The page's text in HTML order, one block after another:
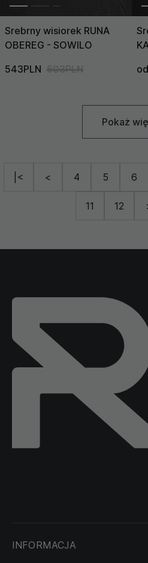
Srebrny wisiorek RUNA
OBEREG - SOWILO
543PLN 603PLN
Pokaż
|< < 4 5 6
11 12
INFORMACJA